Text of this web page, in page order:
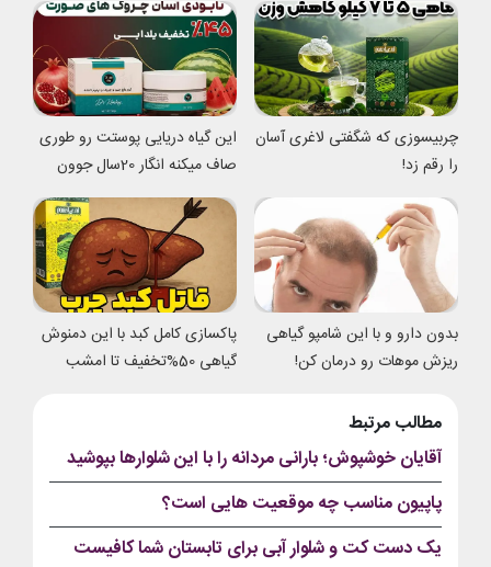
چربیسوزی که شگفتی لاغری آسان
را رقم زد!
این گیاه دریایی پوستت رو طوری
صاف میکنه انگار 20سال جوون
شدی
بدون دارو و با این شامپو گیاهی
ریزش موهات رو درمان کن!
پاکسازی کامل کبد با این دمنوش
گیاهی 50%تخفیف تا امشب
مطالب مرتبط
آقایان خوشپوش؛ بارانی مردانه را با این شلوارها بپوشید
پاپیون مناسب چه موقعیت هایی است؟
یک دست کت و شلوار آبی برای تابستان شما کافیست